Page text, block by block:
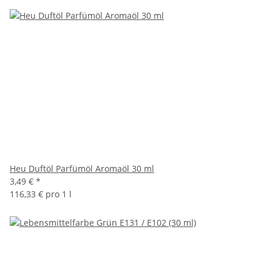
Heu Duftöl Parfümöl Aromaöl 30 ml
3,49 € *
116,33 € pro 1 l